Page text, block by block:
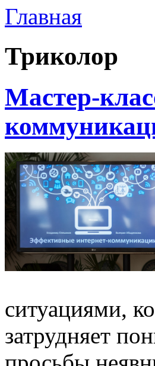
Главная
Триколор
Мастер-
ситуациями,
затрудняет